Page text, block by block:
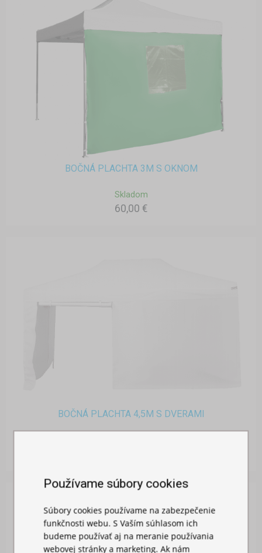
BOČNÁ PLACHTA 3M S OKNOM
Skladom
60,00 €
BOČNÁ PLACHTA 4,5M S DVERAMI
Používame súbory cookies
Súbory cookies používame na zabezpečenie
funkčnosti webu. S Vaším súhlasom ich
budeme používať aj na meranie používania
webovej stránky a marketing. Ak nám